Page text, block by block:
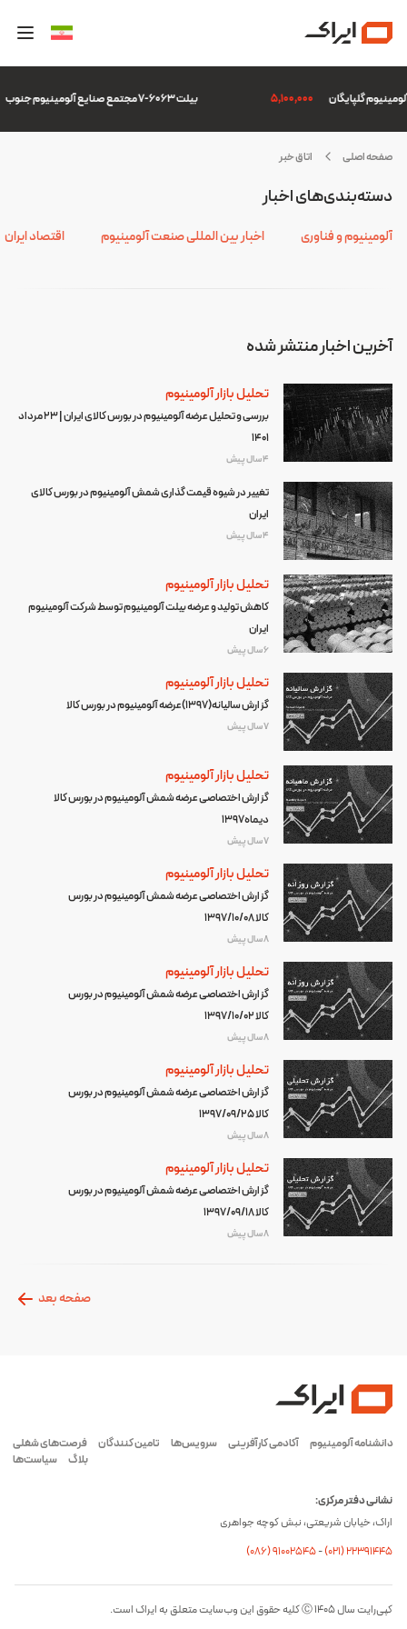
بیلت 6063-7 مجتمع صنایع آلومینیوم جنوب 5,100,000
صفحه اصلی اتاق خبر
بورس
آخرین اخبار منتشر شده
تحلیل بازار آلومینیوم
بررسی و تحلیل عرضه آلومینیوم در بورس کالای ایران | 23 مرداد
1401
4 سال پیش
تغییر در شیوه قیمت گذاری شمش آلومینیوم در بورس کالای
ایران
4 سال پیش
تحلیل بازار آلومینیوم
کاهش تولید و عرضه بیلت آلومینیوم توسط شرکت آلومینیوم
ایران
6 سال پیش
تحلیل بازار آلومینیوم
گزارش سالیانه(1397)عرضه آلومینیوم در بورس کالا
7 سال پیش
تحلیل بازار آلومینیوم
گزارش اختصاصی عرضه شمش آلومینیوم در بورس کالا
دیماه1397
7 سال پیش
تحلیل بازار آلومینیوم
گزارش اختصاصی عرضه شمش آلومینیوم در بورس
کالا 1397/10/08
8 سال پیش
تحلیل بازار آلومینیوم
گزارش اختصاصی عرضه شمش آلومینیوم در بورس
کالا 1397/10/02
8 سال پیش
تحلیل بازار آلومینیوم
گزارش اختصاصی عرضه شمش آلومینیوم در بورس
کالا 1397/09/25
8 سال پیش
تحلیل بازار آلومینیوم
گزارش اختصاصی عرضه شمش آلومینیوم در بورس
کالا 1397/09/18
8 سال پیش
صفحه بعد
دسته‌بندی‌های اخبار
آلومینیوم و فناوری اخبار بین المللی صنعت آلومینیوم اقتصاد ایران
دانشنامه آلومینیوم آکادمی کارآفرینی سرویس‌ها تامین کنندگان
فرصت‌های شغلی
بلاگ
سیاست‌ها
نشانی دفتر مرکزی:
اراک، خیابان شریعتی، نبش کوچه جواهری
(۰۸۶) ۹۱۰۰۲۵۴۵-(۰21) 22391445
کپی‌رایت سال ۱۴۰۵ Ⓒ کلیه حقوق این وب‌سایت متعلق به ایراک است.